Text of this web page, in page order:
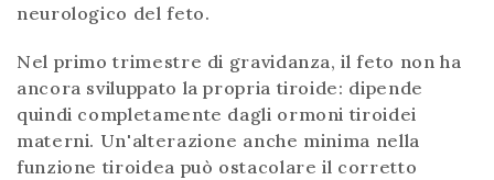
neurologico del feto.
Nel primo trimestre di gravidanza, il feto non ha
ancora sviluppato la propria tiroide: dipende
quindi completamente dagli ormoni tiroidei
materni. Un'alterazione anche minima nella
funzione tiroidea può ostacolare il corretto